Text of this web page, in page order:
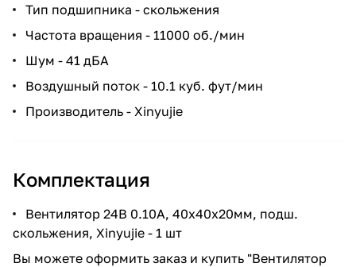
Тип подшипника - скольжения
Частота вращения - 11000 об./мин
Шум - 41 дБА
Воздушный поток - 10.1 куб. фут/мин
Производитель - Xinyujie
Комплектация
Вентилятор 24В 0.10А, 40х40х20мм, подш.
скольжения, Xinyujie - 1 шт
Вы можете оформить заказ и купить "Вентилятор